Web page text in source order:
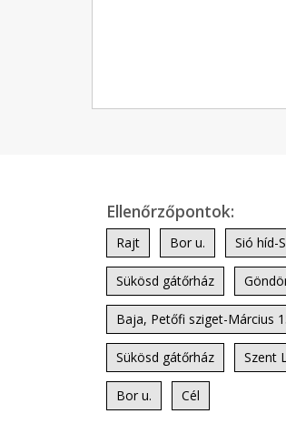
Ellenőrzőpontok:
Rajt Bor u. Sió híd-
Sükösd gátőrház
Baja, Petőfi sziget-Március
Sükösd gátőrház Szent
Bor u. Cél